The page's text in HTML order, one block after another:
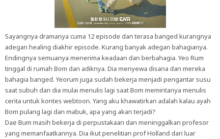
Sayangnya dramanya cuma 12 episode dan terasa banged kurangnya
adegan healing diakhir episode. Kurang banyak adegan bahagianya.
Endingnya semuanya menerima keadaan dan berbahagia. Yeo Rum
tinggal di rumah Bom dan adiknya. Dia menyewa disana dan mereka
bahagia banged. Yeorum juga sudah bekerja menjadi pengantar susu
saat subuh dan dia mulai menulis lagi saat Bom memintanya menulis
cerita untuk kontes webtoon. Yang aku khawatirkan adalah kalau ayah
Bom pulang lagi dan mabuk, apa yang akan terjadi?
Dae Bum masih bekerja di perpustakaan dan meninggalkan profesor
yang memanfaatkannya. Dia ikut penelitian prof Holland dari luar